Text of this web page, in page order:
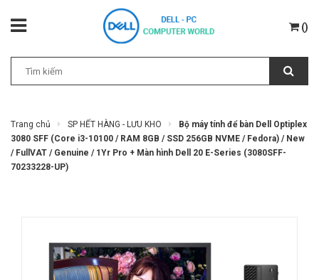
()
Trang chủ SP HẾT HÀNG - LƯU KHO
Bộ máy tính để bàn Dell Optiplex
3080 SFF (Core i3-10100 / RAM 8GB / SSD 256GB NVME / Fedora) / New
/ FullVAT / Genuine / 1Yr Pro + Màn hình Dell 20 E-Series (3080SFF-
70233228-UP)